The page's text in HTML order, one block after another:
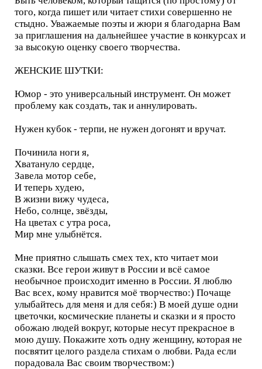
того, когда пишет или читает стихи совершенно не
стыдно. Уважаемые поэты и жюри я благодарна Вам
за приглашения на дальнейшее участие в конкурсах и
за высокую оценку своего творчества.
ЖЕНСКИЕ ШУТКИ:
Юмор - это универсальный инструмент. Он может
проблему как создать, так и аннулировать.
Нужен кубок - терпи, не нужен догонят и вручат.
Починила ноги я,
Хватануло сердце,
Завела мотор себе,
И теперь худею,
В жизни вижу чудеса,
Небо, солнце, звёзды,
На цветах с утра роса,
Мир мне улыбнётся.
Мне приятно слышать смех тех, кто читает мои
сказки. Все герои живут в России и всё самое
необычное происходит именно в России. Я люблю
Вас всех, кому нравится моё творчество:) Почаще
улыбайтесь для меня и для себя:) В моей душе одни
цветочки, космические планеты и сказки и я просто
обожаю людей вокруг, которые несут прекрасное в
мою душу. Покажите хоть одну женщину, которая не
посвятит целого раздела стихам о любви. Рада если
порадовала Вас своим творчеством:)